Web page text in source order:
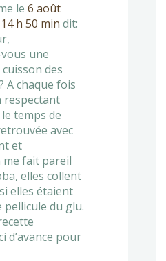
le 6 août
h 50 min dit:
une
des
A chaque fois
respectant
temps de
avec
et
me fait pareil
elles collent
elles étaient
pellicule du glu.
d’avance pour